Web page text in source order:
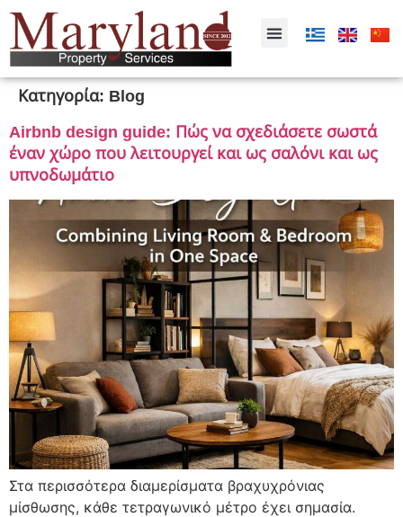
Κατηγορία: Blog
Airbnb design guide: Πώς να σχεδιάσετε σωστά
έναν χώρο που λειτουργεί και ως σαλόνι και ως
υπνοδωμάτιο
Στα περισσότερα διαμερίσματα βραχυχρόνιας
μίσθωσης, κάθε τετραγωνικό μέτρο έχει σημασία.